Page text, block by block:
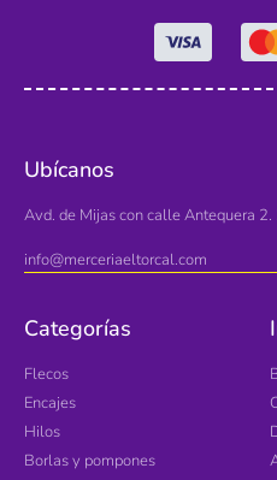
Ubícanos
Avd. de Mijas con calle Antequera
info@merceriaeltorcal.com
Categorías
Flecos
Encajes
Hilos
Borlas y pompones